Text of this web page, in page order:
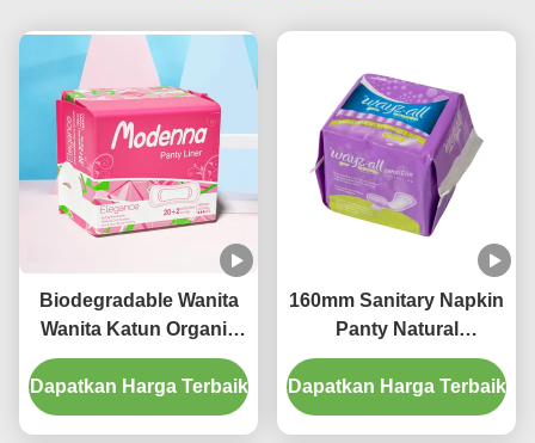
Biodegradable Wanita
Wanita Katun Organik
Saniter Napkin Pad
Untuk Wanita Liner
Celana
Dapatkan Harga Terbaik
160mm Sanitary Napkin
Panty Natural
Disposable Panty
Liners No Wings For
Lady
Dapatkan Harga Terbaik